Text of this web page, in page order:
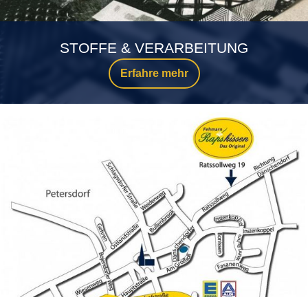
Erfahre mehr
STOFFE & VERARBEITUNG